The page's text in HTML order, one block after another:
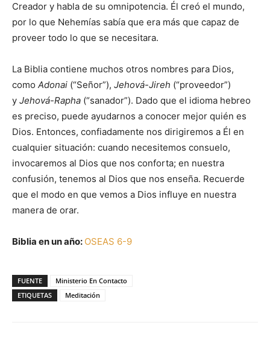
Creador y habla de su omnipotencia. Él creó el mundo,
por lo que Nehemías sabía que era más que capaz de
proveer todo lo que se necesitara.
La Biblia contiene muchos otros nombres para Dios,
como Adonai (“Señor”), Jehová-Jireh (“proveedor”)
y Jehová-Rapha (“sanador”). Dado que el idioma hebreo
es preciso, puede ayudarnos a conocer mejor quién es
Dios. Entonces, confiadamente nos dirigiremos a Él en
cualquier situación: cuando necesitemos consuelo,
invocaremos al Dios que nos conforta; en nuestra
confusión, tenemos al Dios que nos enseña. Recuerde
que el modo en que vemos a Dios influye en nuestra
manera de orar.
Biblia en un año: OSEAS 6-9
FUENTE
Ministerio En Contacto
ETIQUETAS
Meditación